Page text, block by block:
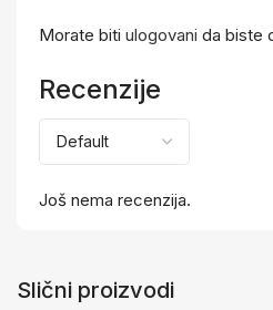
Recenzije
Još nema recenzija.
Morate biti ulogovani da biste
Slični proizvodi